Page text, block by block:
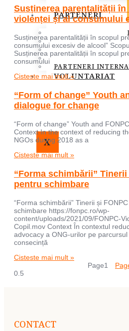
PARTENERI
PARTENERI
PARTENERI MEDIA
SOCIETATEA CIVILA
SPONSORI SI
PARTENERI
VOLUNTARIAT
X
Susținerea parentalității
violenței și al consumului
Susținerea parentalității în scopul
consumului excesiv de alcool”
Susținerea parentalității în scopul
consumului
Cisteste mai mult »
“Form of change” Youth
dialogue for change
“Form of change” Youth and
Context In the context of reducing
NGOs during 2018 as a
Cisteste mai mult »
“Forma schimbării”
pentru schimbare
“Forma schimbării” Tinerii și
schimbare https://fonpc.ro/wp-
content/uploads/2021/09/FONPC-
Copil.mov Context În contextul
advocacy a ONG-urilor pe
consecință
Cisteste mai mult »
Page1
CONTACT